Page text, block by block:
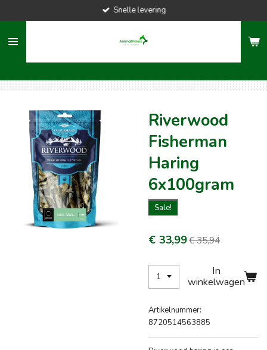
naar
hoofdinhoud
Snelle levering
Riverwood
Fisherman
Haring
6x100gram
Sale!
€ 33,99€ 35,94
In
winkelwagen
Artikelnummer:
8720514563885